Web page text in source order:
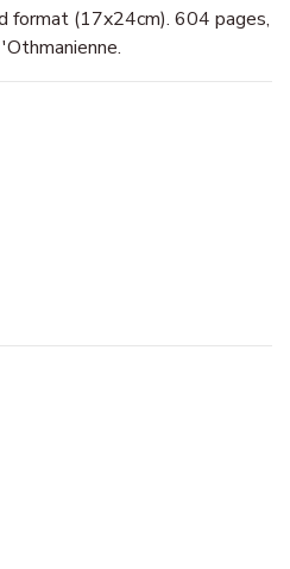
format (17x24cm). 604 pages,